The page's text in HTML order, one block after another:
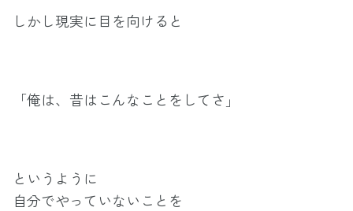
しかし現実に目を向けると
「俺は、昔はこんなことをしてさ」
というように
自分でやっていないことを